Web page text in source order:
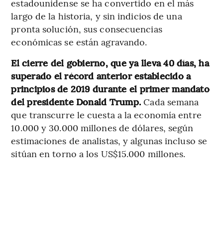
estadounidense se ha convertido en el más
largo de la historia, y sin indicios de una
pronta solución, sus consecuencias
económicas se están agravando.
El cierre del gobierno, que ya lleva 40 días, ha
superado el récord anterior establecido a
principios de 2019 durante el primer mandato
del presidente Donald Trump.Cada semana
que transcurre le cuesta a la economía entre
10.000 y 30.000 millones de dólares, según
estimaciones de analistas, y algunas incluso se
sitúan en torno a los US$15.000 millones.